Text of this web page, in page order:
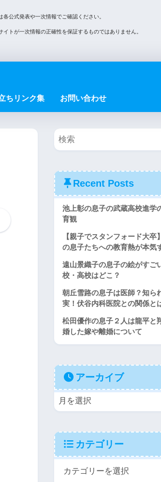
公式発表や一次情報でご確認ください。
トが一次情報の正確性を保証するものではありません。
ちリンク集 お問い合わせ
Recent Posts
池上彰の息子の武蔵高校進学
育観
【親子でスタンフォード大卒
の息子たちへの教育熱が本気
遠山景織子の息子の絵がすご
校・高校はどこ？
朝丘雪路の息子は医師？知ら
実！伏谷内科医院との関係と
松田優作の息子２人は龍平と
婚した嫁や離婚について
アーカイブ
カテゴリー